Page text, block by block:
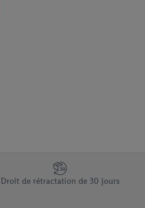
Droit de rétractation de 30 jours